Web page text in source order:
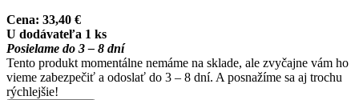
Cena: 33,40 €
U dodávateľa 1 ks
Posielame do 3 – 8 dní
Tento produkt momentálne nemáme na sklade, ale zvyčajne vám ho
vieme zabezpečiť a odoslať do 3 – 8 dní. A posnažíme sa aj trochu
rýchlejšie!